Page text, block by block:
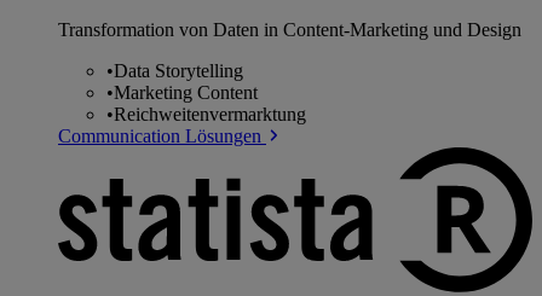
Transformation von Daten in Content-Marketing und Design
•Data Storytelling
•Marketing Content
•Reichweitenvermarktung
Communication Lösungen